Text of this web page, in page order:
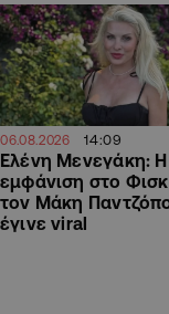
06.08.2026 14:09
Ελένη Μενεγάκη: Η
εμφάνιση στο
τον Μάκη
έγινε viral